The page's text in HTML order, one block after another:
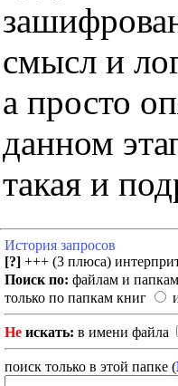
смысл и
а просто
данном
такая и
История запросов
[?] +++ (3 плюса)
Поиск по: файлам и папкам
только по папкам книг
Не искать: в имени файла
поиск только в этой папке (